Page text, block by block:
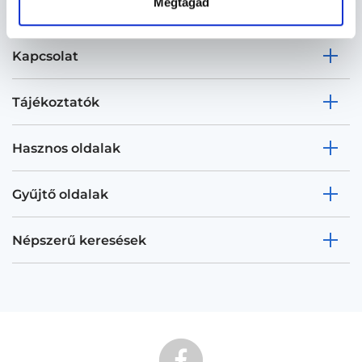
Kapcsolat
Tájékoztatók
Hasznos oldalak
Gyűjtő oldalak
Népszerű keresések